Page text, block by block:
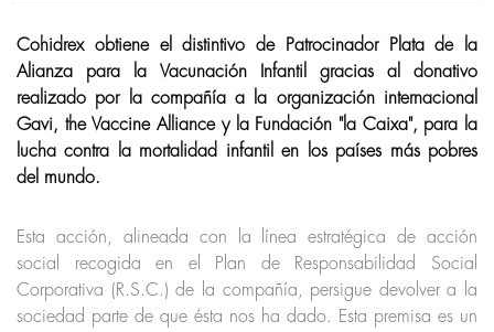
Cohidrex obtiene el distintivo de Patrocinador Plata de la
Alianza para la Vacunación Infantil gracias al donativo
realizado por la compañía a la organización internacional
Gavi, the Vaccine Alliance y la Fundación "la Caixa", para la
lucha contra la mortalidad infantil en los países más pobres
del mundo.
Esta acción, alineada con la línea estratégica de acción
social recogida en el Plan de Responsabilidad Social
Corporativa (R.S.C.) de la compañía, persigue devolver a la
sociedad parte de que ésta nos ha dado. Esta premisa es un